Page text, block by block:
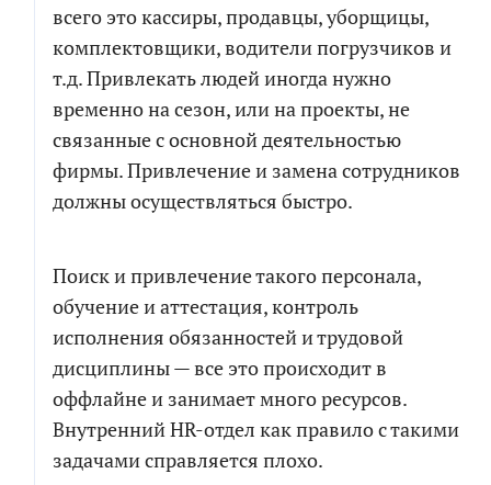
всего это кассиры, продавцы, уборщицы,
комплектовщики, водители погрузчиков и
т.д. Привлекать людей иногда нужно
временно на сезон, или на проекты, не
связанные с основной деятельностью
фирмы. Привлечение и замена сотрудников
должны осуществляться быстро.
Поиск и привлечение такого персонала,
обучение и аттестация, контроль
исполнения обязанностей и трудовой
дисциплины — все это происходит в
оффлайне и занимает много ресурсов.
Внутренний HR-отдел как правило с такими
задачами справляется плохо.
РАСЧЕТ СМЕТЫ
Рассчитаем детальную смету и расскажем о
Как
к
вам
обращаться
Чтобы не беспокоить вас звонками, мы
удобного канала связи
ПОЧТИ ГОТОВО!
Мы собрали сводный документ, который поможет
генерации кода по отдельным компонентам.
Как
к
вам
обращаться
Телефон